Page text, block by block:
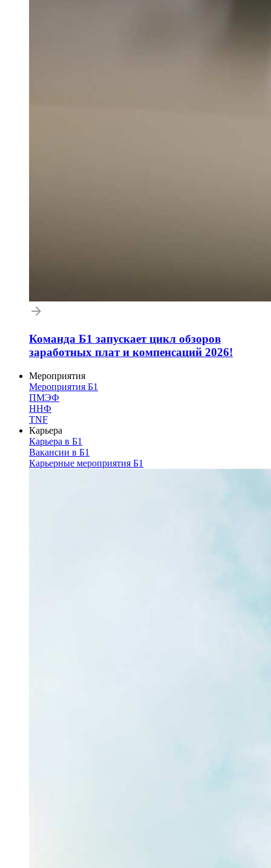
Команда Б1 запускает цикл обзоров
заработных плат и компенсаций 2026!
Мероприятия
Мероприятия Б1
ПМЭФ
ННФ
TNF
Карьера
Карьера в Б1
Вакансии в Б1
Карьерные мероприятия Б1